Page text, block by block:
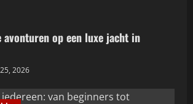
Relatietherapie: samen groeien naar
een liefdevolle verbinding
avonturen op een luxe jacht in
2026